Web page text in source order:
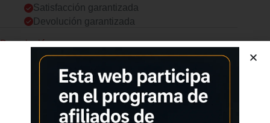
Satisfacción garantizada
Devolución garantizada
Descripción
Comprar los productos más vendidos en tiendas online
Bolsas para Envasar al Vacio
Compatibilidad Compatible con todas las máquinas de sellado